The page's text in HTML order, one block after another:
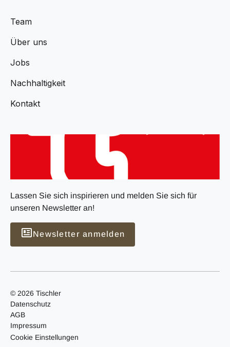
Team
Über uns
Jobs
Nachhaltigkeit
Kontakt
Lassen Sie sich inspirieren und melden Sie sich für
unseren Newsletter an!
Newsletter anmelden
© 2026 Tischler
Datenschutz
AGB
Impressum
Cookie Einstellungen